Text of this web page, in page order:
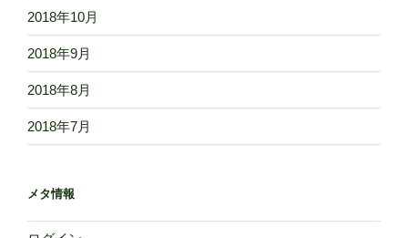
2018年10月
2018年9月
2018年8月
2018年7月
メタ情報